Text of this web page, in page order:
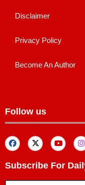
Disclaimer
Privacy Policy
Become An Author
Follow us
Subscribe For